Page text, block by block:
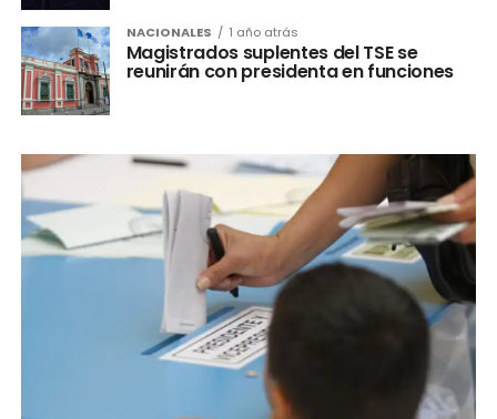
NACIONALES 1 año atrás
Magistrados suplentes del TSE se
reunirán con presidenta en funciones